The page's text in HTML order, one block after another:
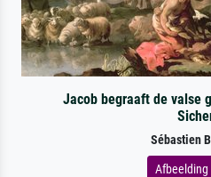
Jacob begraaft de valse
Sébastien
Afbeelding